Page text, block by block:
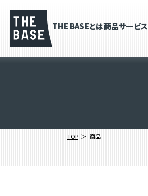
THE BASEとは商品サービス
TOP 商品